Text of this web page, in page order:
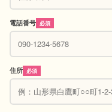
電話番号 必須
住所 必須